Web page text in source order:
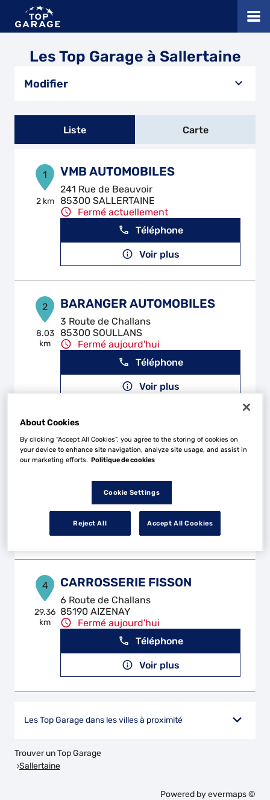
Les Top Garage à Sallertaine
Modifier
Liste Carte
1
2 km
VMB AUTOMOBILES
241 Rue de Beauvoir
85300 SALLERTAINE
Fermé actuellement
Téléphone
Voir plus
2
8.03
km
BARANGER AUTOMOBILES
3 Route de Challans
85300 SOULLANS
Fermé aujourd'hui
Téléphone
Voir plus
3
18.14
L'ATELIER AUTO'MOBILE DU
TENU
3 Place du Port
44270 MACHECOUL-SAINT-MEME
Fermé aujourd'hui
Téléphone
Voir plus
4
29.36
km
CARROSSERIE FISSON
6 Route de Challans
85190 AIZENAY
Fermé aujourd'hui
Téléphone
Voir plus
Les Top Garage dans les villes à proximité
Trouver un Top Garage
Sallertaine
Powered byevermaps ©
About Cookies
By clicking “Accept All Cookies”, you agree to the storing of cookies on
your device to enhance site navigation, analyze site usage, and assist in
our marketing efforts. Politique de cookies
Cookie Settings
Reject All Accept All Cookies